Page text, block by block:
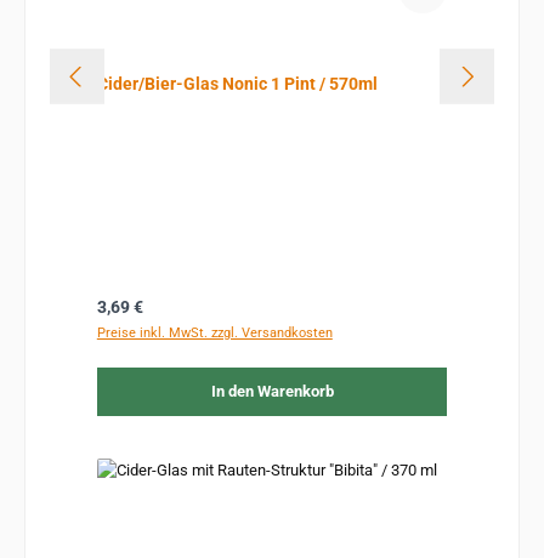
Cider/Bier-Glas Nonic 1 Pint / 570ml
Regulärer Preis:
3,69 €
Preise inkl. MwSt. zzgl. Versandkosten
In den Warenkorb